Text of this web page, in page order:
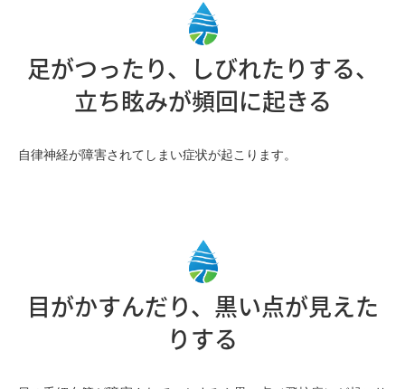
足がつったり、しびれたりする、
立ち眩みが頻回に起きる
自律神経が障害されてしまい症状が起こります。
目がかすんだり、黒い点が見えた
りする